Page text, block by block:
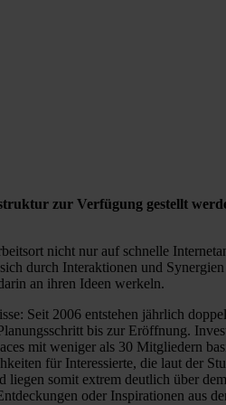
zur Verfügung gestellt
nicht nur auf schnelle
durch Interaktionen und
an ihren Ideen werkeln.
Seit 2006 entstehen jährlich
bis zur Eröffnung.
mit weniger als 30 Mitgliedern
für Interessierte, die laut der
somit extrem deutlich über
oder Inspirationen aus